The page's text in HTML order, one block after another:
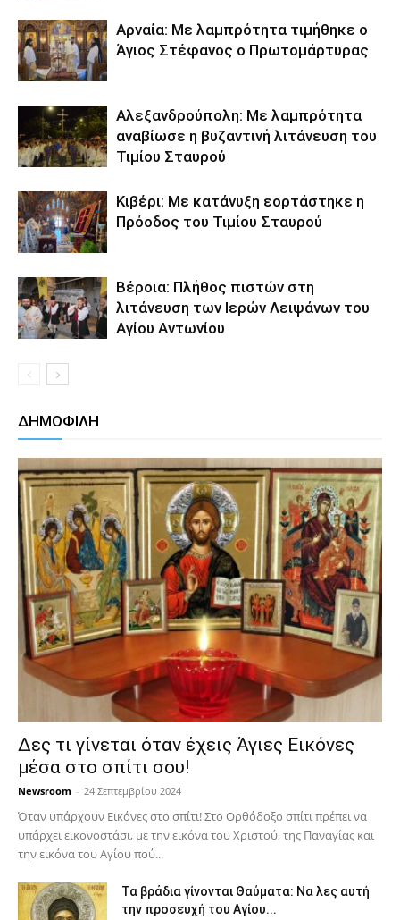
Αρναία: Με λαμπρότητα τιμήθηκε ο
Άγιος Στέφανος ο Πρωτομάρτυρας
Αλεξανδρούπολη: Με λαμπρότητα
αναβίωσε η βυζαντινή λιτάνευση του
Τιμίου Σταυρού
Κιβέρι: Με κατάνυξη εορτάστηκε η
Πρόοδος του Τιμίου Σταυρού
Βέροια: Πλήθος πιστών στη
λιτάνευση των Ιερών Λειψάνων του
Αγίου Αντωνίου
ΔΗΜΟΦΙΛΗ
Δες τι γίνεται όταν έχεις Άγιες Εικόνες
μέσα στο σπίτι σου!
Newsroom - 24 Σεπτεμβρίου 2024
Όταν υπάρχουν Εικόνες στο σπίτι! Στο Ορθόδοξο σπίτι πρέπει να
υπάρχει εικονοστάσι, με την εικόνα του Χριστού, της Παν­αγίας και
την εικόνα του Αγίου πού...
Τα βράδια γίνονται Θαύματα: Να λες αυτή
την προσευχή του Αγίου...